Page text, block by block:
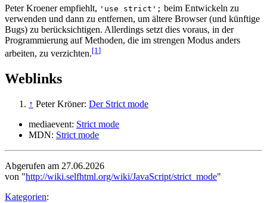
Peter Kroener empfiehlt, 'use strict'; beim Entwickeln zu
verwenden und dann zu entfernen, um ältere Browser (und künftige
Bugs) zu berücksichtigen. Allerdings setzt dies voraus, in der
Programmierung auf Methoden, die im strengen Modus anders
arbeiten, zu verzichten.[1]
Weblinks
↑ Peter Kröner: Der Strict mode
mediaevent: Strict mode
MDN: Strict mode
Abgerufen am 27.06.2026
von "http://wiki.selfhtml.org/wiki/JavaScript/strict_mode"
Kategorien: